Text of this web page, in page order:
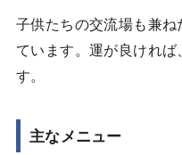
子供たちの交流場も兼
ています。運が良けれ
す。
主なメニュー